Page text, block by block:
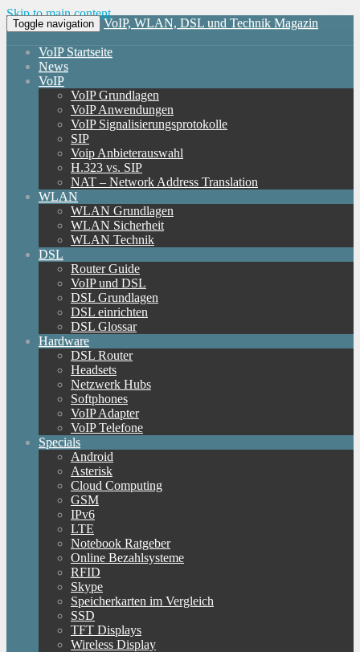
Skip to main content
Toggle navigation VoIP, WLAN, DSL und Technik Magazin
VoIP Startseite
News
VoIP
VoIP Grundlagen
VoIP Anwendungen
VoIP Signalisierungsprotokolle
SIP
Voip Anbieterauswahl
H.323 vs. SIP
NAT – Network Address Translation
WLAN
WLAN Grundlagen
WLAN Sicherheit
WLAN Technik
DSL
Router Guide
VoIP und DSL
DSL Grundlagen
DSL einrichten
DSL Glossar
Hardware
DSL Router
Headsets
Netzwerk Hubs
Softphones
VoIP Adapter
VoIP Telefone
Specials
Android
Asterisk
Cloud Computing
GSM
IPv6
LTE
Notebook Ratgeber
Online Bezahlsysteme
RFID
Skype
Speicherkarten im Vergleich
SSD
TFT Displays
Wireless Display